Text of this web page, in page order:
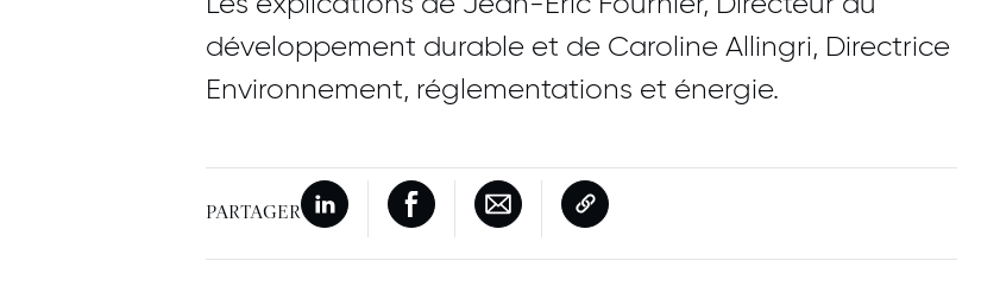
développement durable et de Caroline Allingri, Directrice
Environnement, réglementations et énergie.
PARTAGER Nouvelle fenêtre
Partager sur Linkedin
Nouvelle fenêtre
Partager sur Facebook
Nouvelle fenêtre
Partager par e-mailCopier le lien de la page